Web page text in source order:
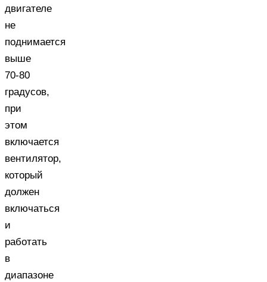
двигателе
не
поднимается
выше
70-80
градусов,
при
этом
включается
вентилятор,
который
должен
включаться
и
работать
в
диапазоне